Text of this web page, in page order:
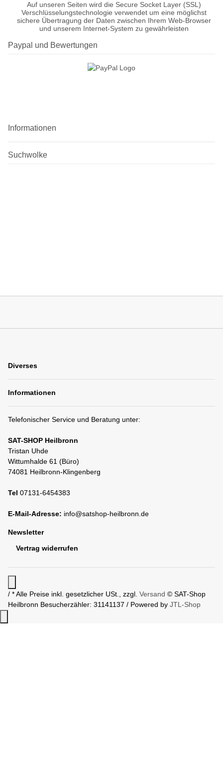
Auf unseren Seiten wird die Secure Socket Layer (SSL)
Verschlüsselungstechnologie verwendet um eine möglichst
sichere Übertragung der Daten zwischen Ihrem Web-Browser
und unserem Internet-System zu gewährleisten
Paypal und Bewertungen
Informationen
Suchwolke
Diverses
Informationen
Telefonischer Service und Beratung unter:
SAT-SHOP Heilbronn
Tristan Uhde
Wittumhalde 61 (Büro)
74081 Heilbronn-Klingenberg
Tel 07131-6454383
E-Mail-Adresse: info@satshop-heilbronn.de
Newsletter
Vertrag widerrufen
/ * Alle Preise inkl. gesetzlicher USt., zzgl. Versand © SAT-Shop
Heilbronn Besucherzähler: 31141137 / Powered by JTL-Shop